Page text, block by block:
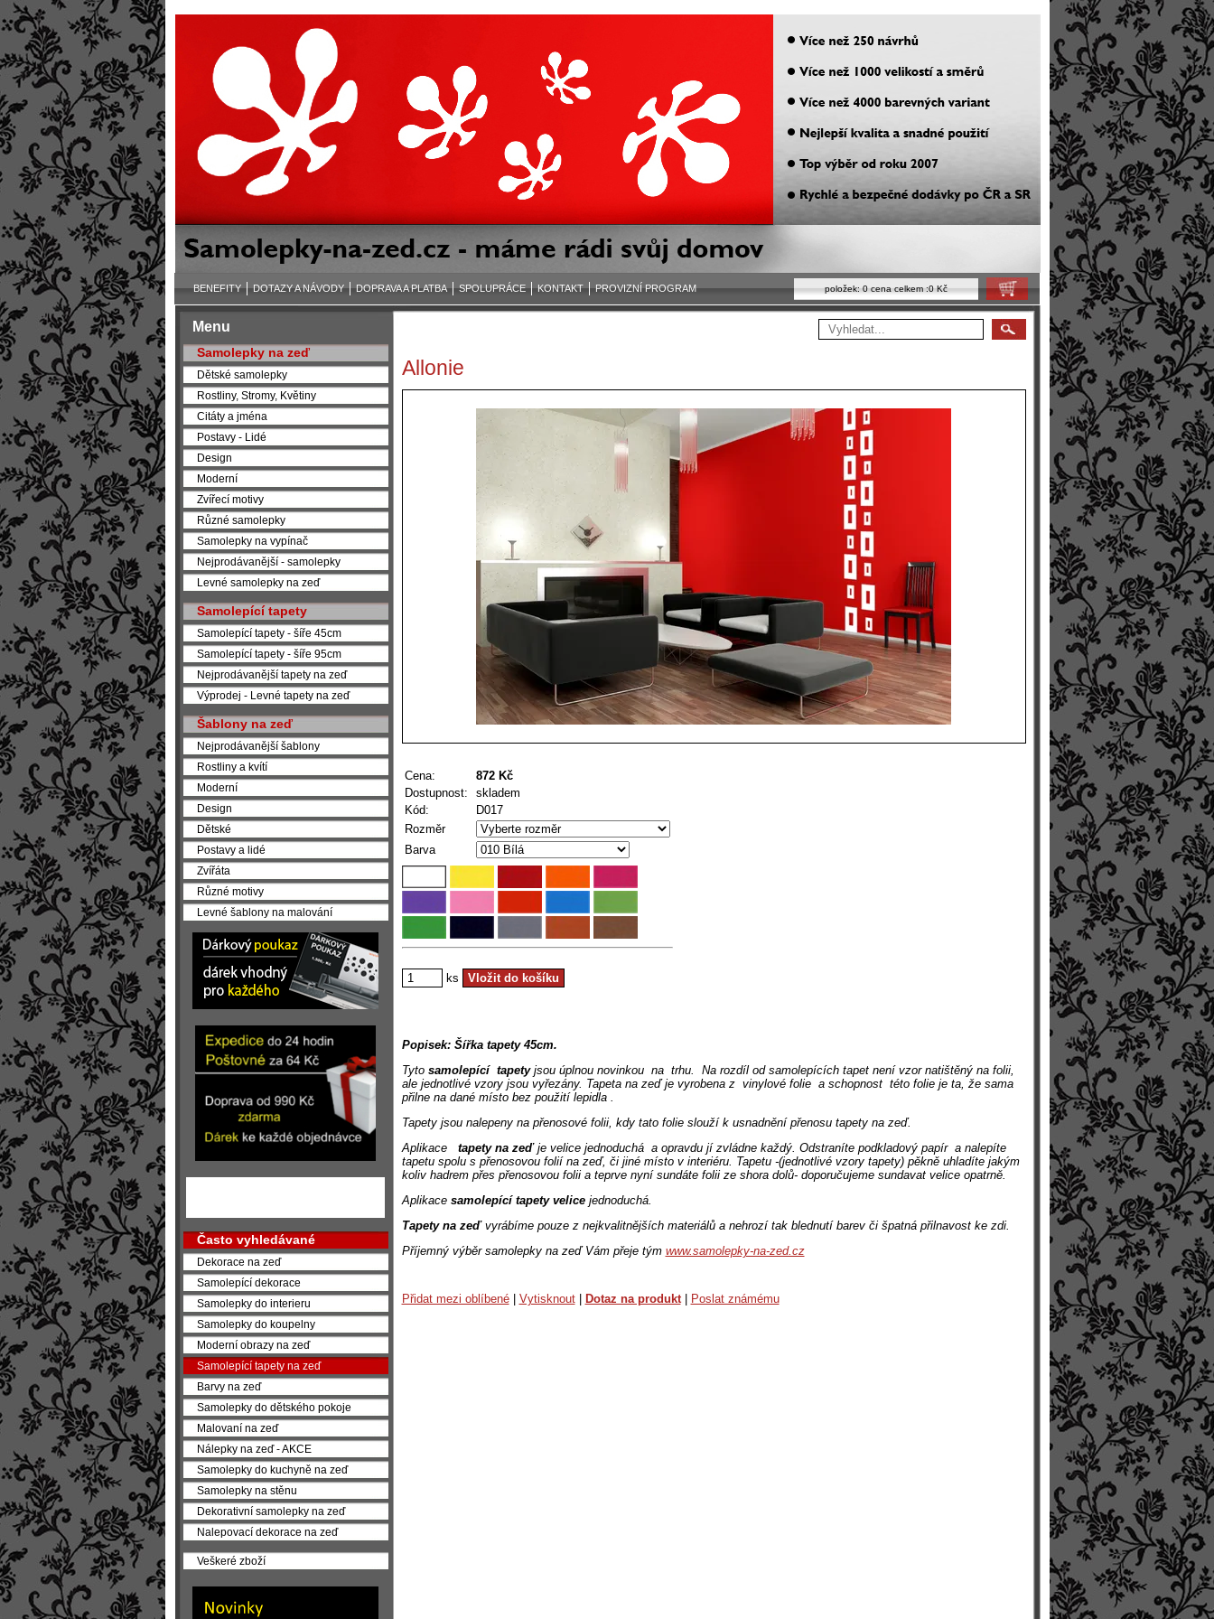
Allonie
Cena:
872 Kč
Dostupnost:
skladem
Kód:
D017
Rozměr
Barva
ks
Popisek: Šířka tapety 45cm.
Tytosamolepící tapety jsou úplnou novinkou na trhu. Na rozdíl od samolepících tapet není vzor natištěný na folii,
ale jednotlivé vzory jsou vyřezány. Tapeta na zeď je vyrobena z vinylové folie a schopnost této folie je ta, že sama
přilne na dané místo bez použití lepidla .
Tapety jsou nalepeny na přenosové folii, kdy tato folie slouží k usnadnění přenosu tapety na zeď.
Aplikace tapety na zeď je velice jednoduchá a opravdu jí zvládne každý. Odstraníte podkladový papír a nalepíte
tapetu spolu s přenosovou folií na zeď, či jiné místo v interiéru. Tapetu -(jednotlivé vzory tapety) pěkně uhladíte jakým
koliv hadrem přes přenosovou folii a teprve nyní sundáte folii ze shora dolů- doporučujeme sundavat velice opatrně.
Aplikace samolepící tapety velice jednoduchá.
Tapety na zeď vyrábíme pouze z nejkvalitnějších materiálů a nehrozí tak blednutí barev či špatná přilnavost ke zdi.
Příjemný výběr samolepky na zeď Vám přeje tým www.samolepky-na-zed.cz
Přidat mezi oblíbené| Vytisknout| Dotaz na produkt| Poslat známému
Menu
Samolepky na zeď
Dětské samolepky
Rostliny, Stromy, Květiny
Citáty a jména
Postavy - Lidé
Design
Moderní
Zvířecí motivy
Různé samolepky
Samolepky na vypínač
Nejprodávanější - samolepky
Levné samolepky na zeď
Samolepící tapety
Samolepící tapety - šíře 45cm
Samolepící tapety - šíře 95cm
Nejprodávanější tapety na zeď
Výprodej - Levné tapety na zeď
Šablony na zeď
Nejprodávanější šablony
Rostliny a kvítí
Moderní
Design
Dětské
Postavy a lidé
Zvířáta
Různé motivy
Levné šablony na malování
Často vyhledávané
Dekorace na zeď
Samolepící dekorace
Samolepky do interieru
Samolepky do koupelny
Moderní obrazy na zeď
Samolepící tapety na zeď
Barvy na zeď
Samolepky do dětského pokoje
Malovaní na zeď
Nálepky na zeď - AKCE
Samolepky do kuchyně na zeď
Samolepky na stěnu
Dekorativní samolepky na zeď
Nalepovací dekorace na zeď
Veškeré zboží
BENEFITY DOTAZY A NÁVODY DOPRAVA A PLATBA SPOLUPRÁCE KONTAKT PROVIZNÍ PROGRAM položek:0cena celkem :0 Kč Košík